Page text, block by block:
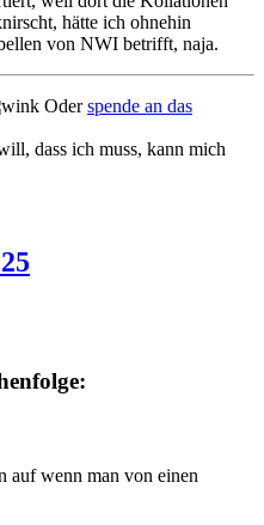
hätte ich ohnehin
von NWI betrifft, naja.
Oderspende an das
dass ich muss, kann mich
auf wenn man von einen